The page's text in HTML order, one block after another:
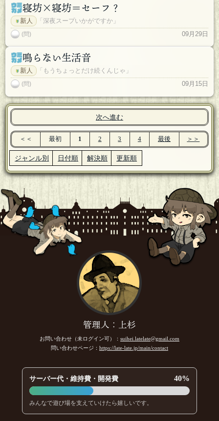
寝坊×寝坊＝セーフ？
新人 「深夜スープいかがですか」
(問) 09月29日
鳴らない生活音
新人 「もうちょっとだけ続くんじゃ」
(問) 09月15日
次へ進む
＜＜ 最初 1 2 3 4 最後 ＞＞
ジャンル別 日付順 解決順 更新順
管理人：上杉
お問い合わせ（未ログイン可）： suihei.latelate@gmail.com
問い合わせページ： https://late-late.jp/main/contact
サーバー代・維持費・開発費 40%
みんなで遊び場を支えていけたら嬉しいです。